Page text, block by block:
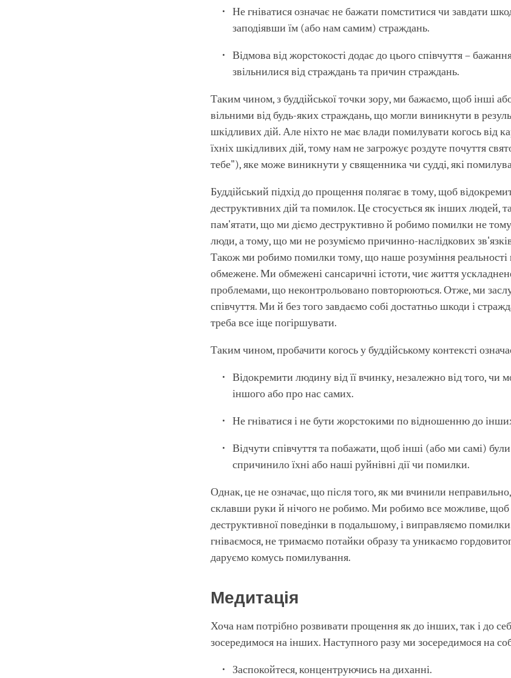
Не гніватися означає не бажати помститися чи завдати
заподіявши їм (або нам самим) страждань.
Відмова від жорстокості додає до цього співчуття –
звільнилися від страждань та причин страждань.
Таким чином, з буддійської точки зору, ми бажаємо, щоб інші
вільними від будь-яких страждань, що могли виникнути в
шкідливих дій. Але ніхто не має влади помилувати когось від
їхніх шкідливих дій, тому нам не загрожує роздуте почуття
тебе"), яке може виникнути у священника чи судді, які
Буддійський підхід до прощення полягає в тому, щоб
деструктивних дій та помилок. Це стосується як інших людей,
пам'ятати, що ми діємо деструктивно й робимо помилки не
люди, а тому, що ми не розуміємо причинно-наслідкових
Також ми робимо помилки тому, що наше розуміння реальності
обмежене. Ми обмежені сансаричні істоти, чиє життя
проблемами, що неконтрольовано повторюються. Отже, ми
співчуття. Ми й без того завдаємо собі достатньо шкоди і
треба все іще погіршувати.
Таким чином, пробачити когось у буддійському контексті
Відокремити людину від її вчинку, незалежно від того, чи
іншого або про нас самих.
Не гніватися і не бути жорстокими по відношенню до
Відчути співчуття та побажати, щоб інші (або ми самі) були
спричинило їхні або наші руйнівні дії чи помилки.
Однак, це не означає, що після того, як ми вчинили
склавши руки й нічого не робимо. Ми робимо все можливе,
деструктивної поведінки в подальшому, і виправляємо
гніваємося, не тримаємо потайки образу та уникаємо
даруємо комусь помилування.
Медитація
Хоча нам потрібно розвивати прощення як до інших, так і до
зосередимося на інших. Наступного разу ми зосередимося на
Заспокойтеся, концентруючись на диханні.